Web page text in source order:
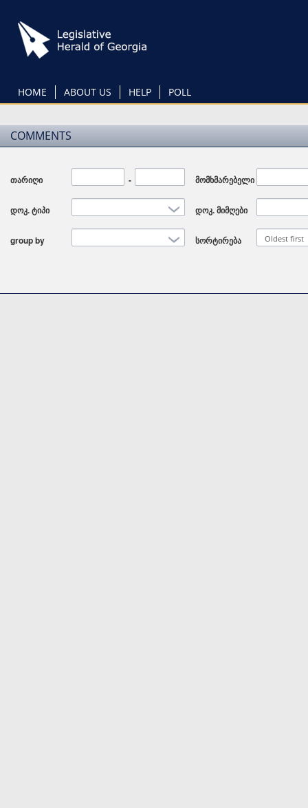
main
content
HOME ABOUT US HELP POLL
COMMENTS
თარიღი - მომხმარებელი
დოკ. ტიპი დოკ. მიმღები
group by სორტირება Oldest first